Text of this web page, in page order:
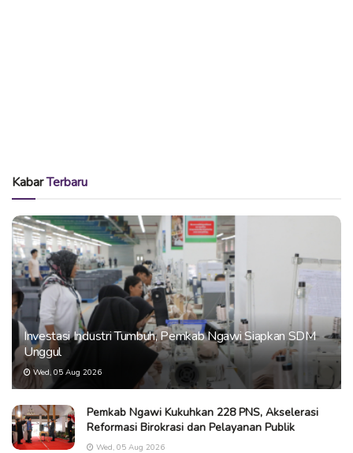
KabarTerbaru
Investasi Industri Tumbuh, Pemkab Ngawi Siapkan SDM
Unggul
Wed, 05 Aug 2026
Pemkab Ngawi Kukuhkan 228 PNS, Akselerasi
Reformasi Birokrasi dan Pelayanan Publik
Wed, 05 Aug 2026